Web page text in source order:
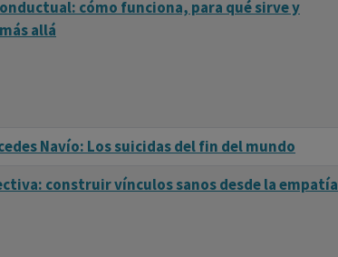
cómo funciona, para qué sirve y
allá
Navío: Los suicidas del fin del mundo
construir vínculos sanos desde la empatía